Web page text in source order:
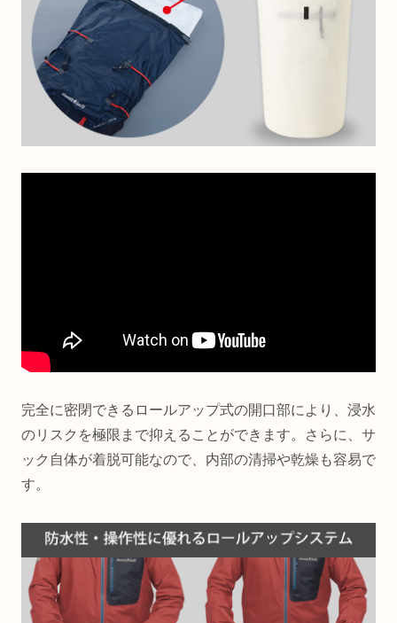
完全に密閉できるロールアップ式の開口部により、浸水
のリスクを極限まで抑えることができます。さらに、サ
ック自体が着脱可能なので、内部の清掃や乾燥も容易で
す。